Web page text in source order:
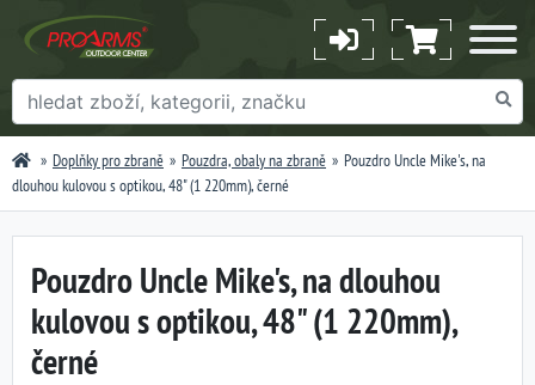
Doplňky pro zbraně Pouzdra, obaly na zbraně
Pouzdro Uncle Mike's, na
dlouhou kulovou s optikou, 48" (1 220mm), černé
Pouzdro Uncle Mike's, na dlouhou
kulovou s optikou, 48" (1 220mm),
černé